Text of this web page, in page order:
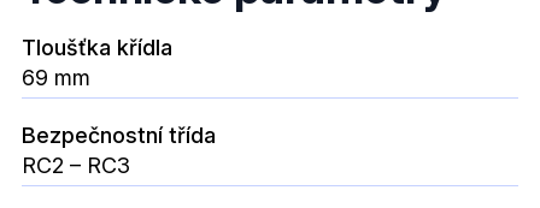
Tloušťka křídla
69 mm
Bezpečnostní třída
RC2 – RC3